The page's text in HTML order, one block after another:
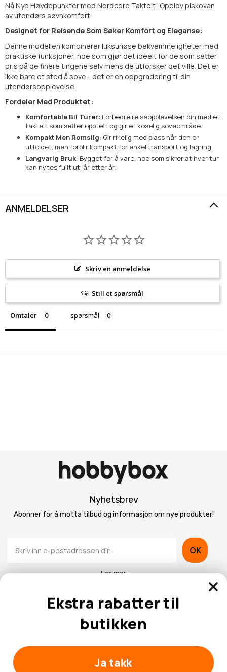
Nå Nye Høydepunkter med Nordcore Taktelt! Opplev piskovan
av utendørs søvnkomfort.
Designet for Reisende Som Søker Komfort og Eleganse:
Denne modellen kombinerer luksuriøse bekvemmeligheter med
praktiske funksjoner, noe som gjør det ideelt for de som setter
pris på de finere tingene selv mens de utforsker det ville. Det er
ikke bare et sted å sove - det er en oppgradering til din
utendørsopplevelse.
Fordeler Med Produktet:
Komfortable Bil Turer: Forbedre reiseopplevelsen din med et
taktelt som setter opp lett og gir et koselig soveområde.
Kompakt Men Romslig: Gir rikelig med plass når den er
utfoldet, men forblir kompakt for enkel transport og lagring.
Langvarig Bruk: Bygget for å vare, noe som sikrer at hver tur
kan nytes fullt ut, år etter år.
ANMELDELSER
Skriv en anmeldelse
Still et spørsmål
Omtaler spørsmål
Nyhetsbrev
Abonner for å motta tilbud og informasjon om nye produkter!
OK
Les mer
Kundeservice
Ekstra rabatter til
butikken
Ja takk